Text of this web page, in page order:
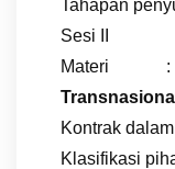
Tahapan
Sesi II
Materi :
Transnasional
Kontrak
Klasifikasi